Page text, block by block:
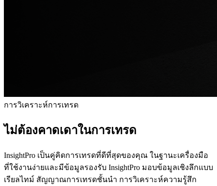
การวิเคราะห์การเทรด
ไม่ต้องคาดเดาในการเทรด
InsightPro เป็นคู่คิดการเทรดที่ดีที่สุดของคุณ ในฐานะเครื่องมือ
ที่ใช้งานง่ายและมีข้อมูลรองรับ InsightPro มอบข้อมูลเชิงลึกแบบ
เรียลไทม์ สัญญาณการเทรดชั้นนำ การวิเคราะห์ความรู้สึก